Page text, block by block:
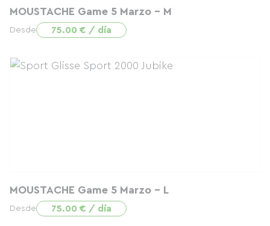
MOUSTACHE Game 5 Marzo - M
Desde 75.00 € / día
MOUSTACHE Game 5 Marzo - L
Desde 75.00 € / día